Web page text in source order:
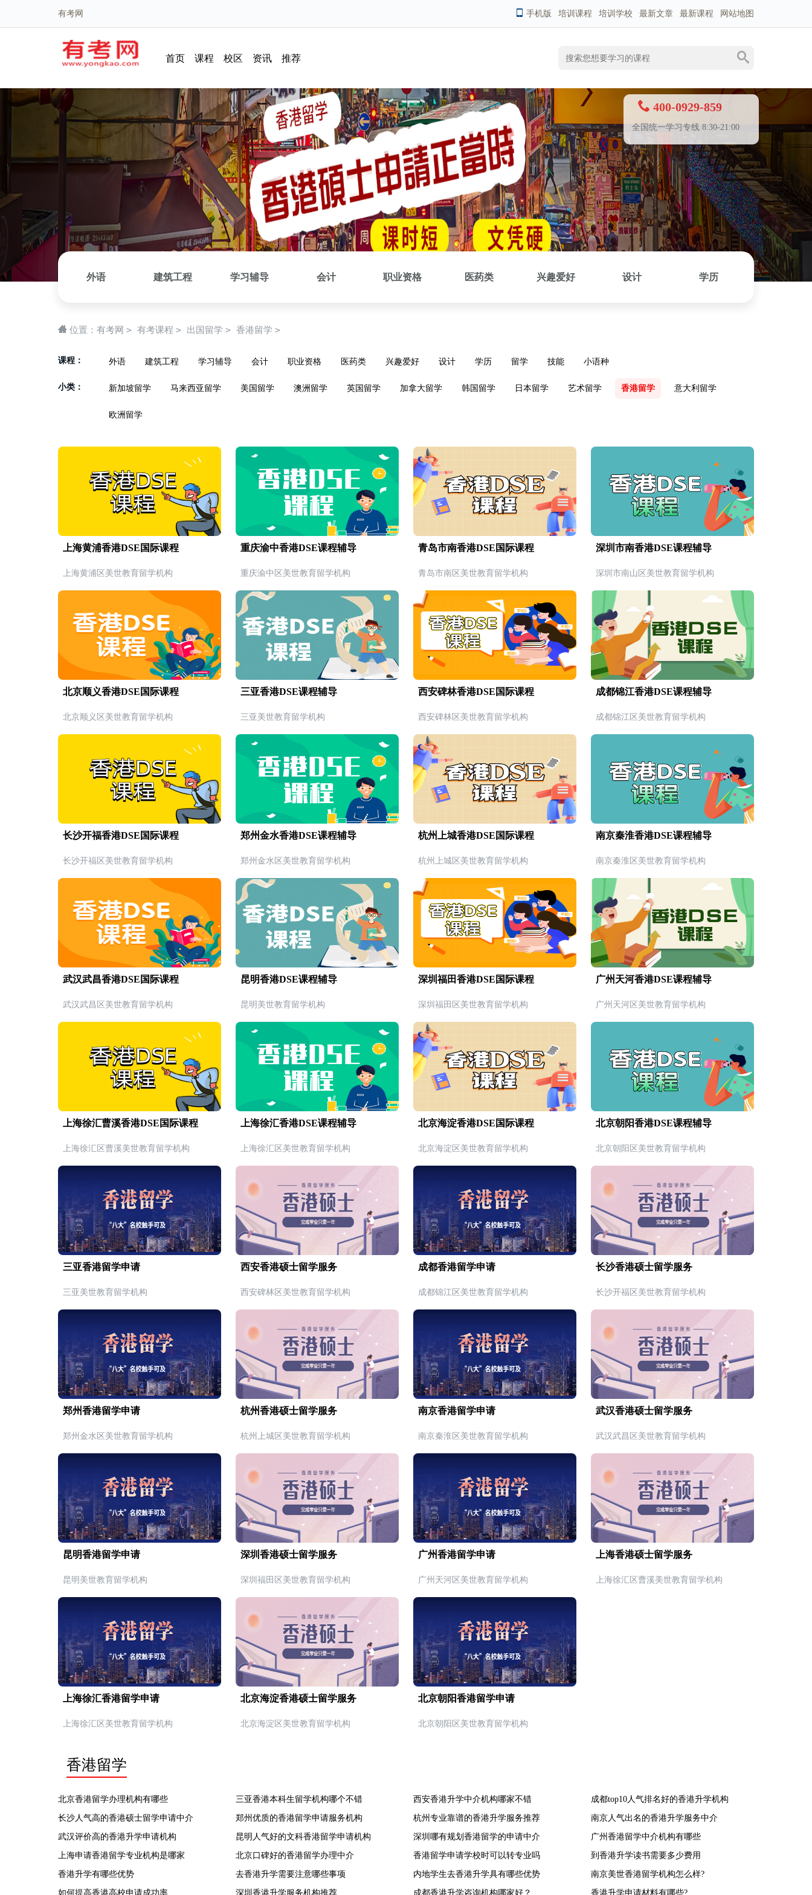
手机版 培训课程 培训学校 最新文章 最新课程 网站地图
有考网
首页 课程 校区 资讯 推荐
400-0929-859
全国统一学习专线 8:30-21:00
外语 建筑工程 学习辅导 会计 职业资格 医药类 兴趣爱好 设计 学历
位置： 有考网 > 有考课程 > 出国留学 > 香港留学 >
课程： 外语 建筑工程 学习辅导 会计 职业资格 医药类 兴趣爱好 设计 学历 留学 技能 小语种
小类： 新加坡留学 马来西亚留学 美国留学 澳洲留学 英国留学 加拿大留学 韩国留学 日本留学 艺术留学 香港留学 意大利留学
欧洲留学
上海黄浦香港DSE国际课程
上海黄浦区美世教育留学机构
重庆渝中香港DSE课程辅导
重庆渝中区美世教育留学机构
青岛市南香港DSE国际课程
青岛市南区美世教育留学机构
深圳市南香港DSE课程辅导
深圳市南山区美世教育留学机构
北京顺义香港DSE国际课程
北京顺义区美世教育留学机构
三亚香港DSE课程辅导
三亚美世教育留学机构
西安碑林香港DSE国际课程
西安碑林区美世教育留学机构
成都锦江香港DSE课程辅导
成都锦江区美世教育留学机构
长沙开福香港DSE国际课程
长沙开福区美世教育留学机构
郑州金水香港DSE课程辅导
郑州金水区美世教育留学机构
杭州上城香港DSE国际课程
杭州上城区美世教育留学机构
南京秦淮香港DSE课程辅导
南京秦淮区美世教育留学机构
武汉武昌香港DSE国际课程
武汉武昌区美世教育留学机构
昆明香港DSE课程辅导
昆明美世教育留学机构
深圳福田香港DSE国际课程
深圳福田区美世教育留学机构
广州天河香港DSE课程辅导
广州天河区美世教育留学机构
上海徐汇曹溪香港DSE国际课程
上海徐汇区曹溪美世教育留学机构
上海徐汇香港DSE课程辅导
上海徐汇区美世教育留学机构
北京海淀香港DSE国际课程
北京海淀区美世教育留学机构
北京朝阳香港DSE课程辅导
北京朝阳区美世教育留学机构
三亚香港留学申请
三亚美世教育留学机构
西安香港硕士留学服务
西安碑林区美世教育留学机构
成都香港留学申请
成都锦江区美世教育留学机构
长沙香港硕士留学服务
长沙开福区美世教育留学机构
郑州香港留学申请
郑州金水区美世教育留学机构
杭州香港硕士留学服务
杭州上城区美世教育留学机构
南京香港留学申请
南京秦淮区美世教育留学机构
武汉香港硕士留学服务
武汉武昌区美世教育留学机构
昆明香港留学申请
昆明美世教育留学机构
深圳香港硕士留学服务
深圳福田区美世教育留学机构
广州香港留学申请
广州天河区美世教育留学机构
上海香港硕士留学服务
上海徐汇区曹溪美世教育留学机构
上海徐汇香港留学申请
上海徐汇区美世教育留学机构
北京海淀香港硕士留学服务
北京海淀区美世教育留学机构
北京朝阳香港留学申请
北京朝阳区美世教育留学机构
香港留学
北京香港留学办理机构有哪些 三亚香港本科生留学机构哪个不错 西安香港升学中介机构哪家不错 成都top10人气排名好的香港升学机构
长沙人气高的香港硕士留学申请中介 郑州优质的香港留学申请服务机构 杭州专业靠谱的香港升学服务推荐 南京人气出名的香港升学服务中介
武汉评价高的香港升学申请机构 昆明人气好的文科香港留学申请机构 深圳哪有规划香港留学的申请中介 广州香港留学中介机构有哪些
上海申请香港留学专业机构是哪家 北京口碑好的香港留学办理中介 香港留学申请学校时可以转专业吗 到香港升学读书需要多少费用
香港升学有哪些优势 去香港升学需要注意哪些事项 内地学生去香港升学具有哪些优势 南京美世香港留学机构怎么样?
如何提高香港高校申请成功率 深圳香港升学服务机构推荐 成都香港升学咨询机构哪家好？ 香港升学申请材料有哪些?